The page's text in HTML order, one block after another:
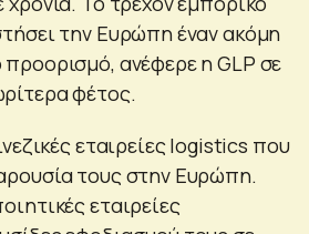
την Ευρώπη έναν ακόμη
προορισμό, ανέφερε η GLP σε
φέτος.
εταιρείες logistics που
τους στην Ευρώπη.
εταιρείες